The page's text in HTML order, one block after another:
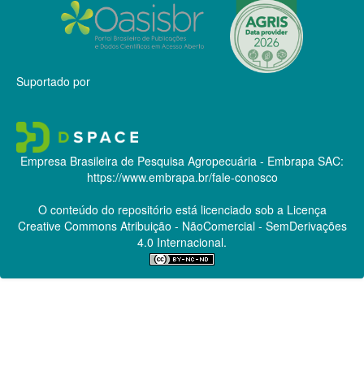
Suportado por
Empresa Brasileira de Pesquisa Agropecuária - Embrapa SAC:
https://www.embrapa.br/fale-conosco
O conteúdo do repositório está licenciado sob a Licença
Creative CommonsAtribuição - NãoComercial - SemDerivações
4.0 Internacional.